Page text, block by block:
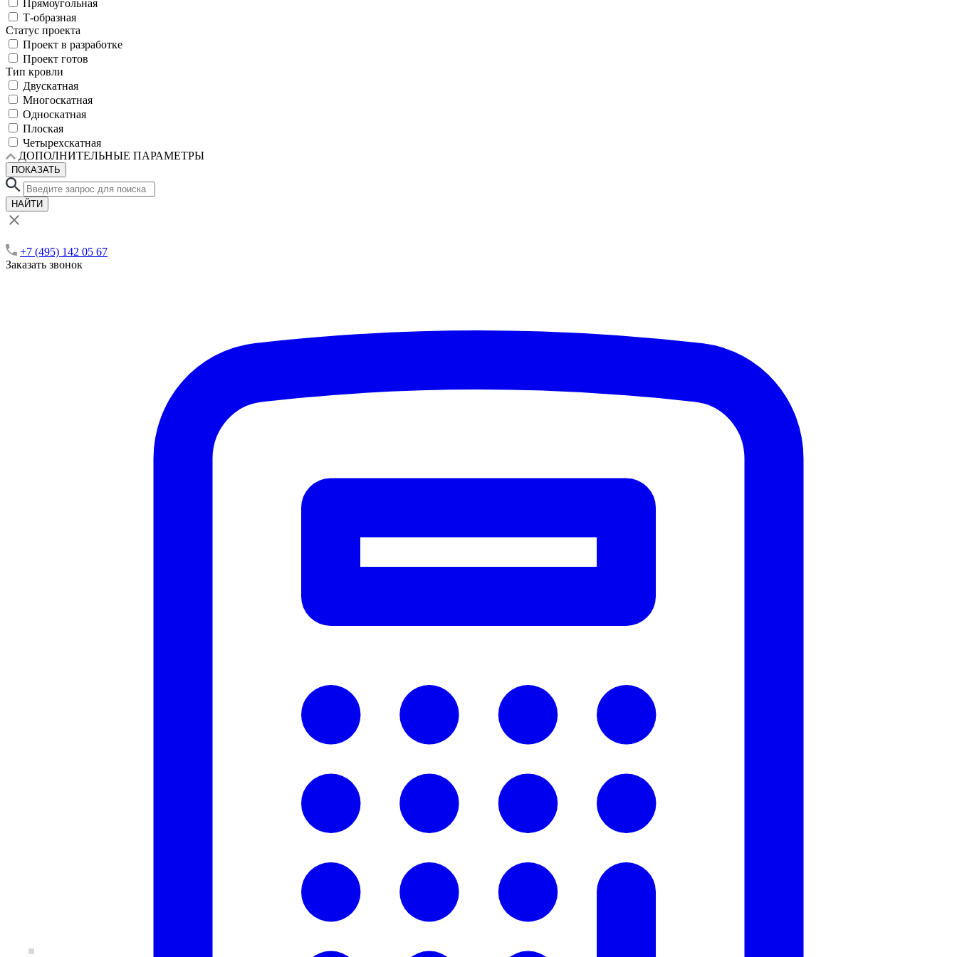
Прямоугольная
Т-образная
Статус проекта
Проект в разработке
Проект готов
Тип кровли
Двускатная
Многоскатная
Односкатная
Плоская
Четырехскатная
ДОПОЛНИТЕЛЬНЫЕ ПАРАМЕТРЫ
ПОКАЗАТЬ
НАЙТИ
+7 (495) 142 05 67
Заказать звонок